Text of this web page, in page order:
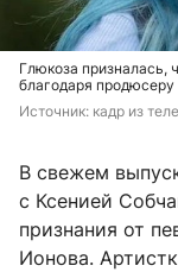
Глюкоза призналась,
благодаря продюсеру
Источник: кадр из
В свежем
с Ксенией
признания от
Ионова.